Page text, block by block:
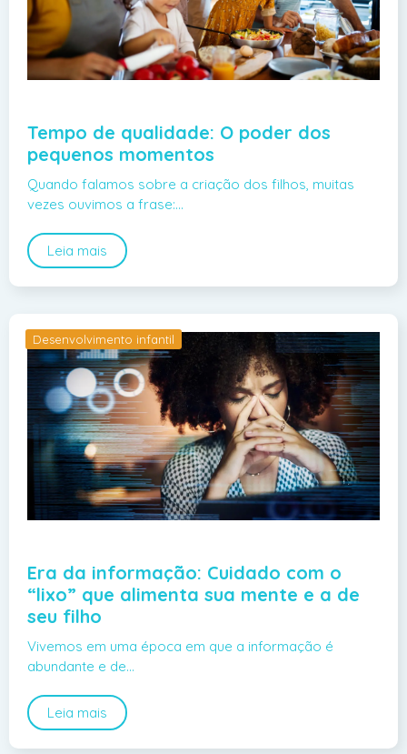
Tempo de qualidade: O poder dos
pequenos momentos
Quando falamos sobre a criação dos filhos, muitas
vezes ouvimos a frase:…
Leia mais
Desenvolvimento infantil
Era da informação: Cuidado com o
“lixo” que alimenta sua mente e a de
seu filho
Vivemos em uma época em que a informação é
abundante e de…
Leia mais